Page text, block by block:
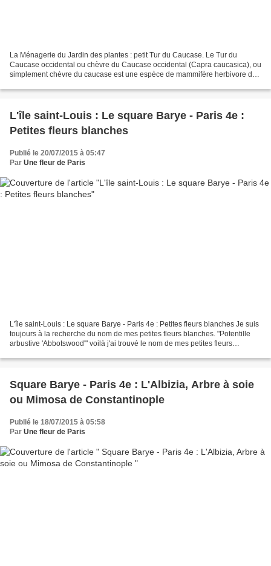
La Ménagerie du Jardin des plantes : petit Tur du Caucase. Le Tur du
Caucase occidental ou chèvre du Caucase occidental (Capra caucasica), ou
simplement chèvre du caucase est une espèce de mammifère herbivore de
L'île saint-Louis : Le square Barye - Paris 4e :
Petites fleurs blanches
Publié le 20/07/2015 à 05:47
Par Une fleur de Paris
L'île saint-Louis : Le square Barye - Paris 4e : Petites fleurs blanches Je suis
toujours à la recherche du nom de mes petites fleurs blanches. "Potentille
arbustive 'Abbotswood'" voilà j'ai trouvé le nom de mes petites fleurs
Square Barye - Paris 4e : L'Albizia, Arbre à soie
ou Mimosa de Constantinople
Publié le 18/07/2015 à 05:58
Par Une fleur de Paris